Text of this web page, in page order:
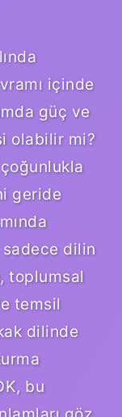
içinde
güç ve
olabilir mi?
geride
sadece dilin
toplumsal
temsil
dilinde
bu